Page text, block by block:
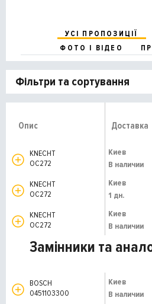
УСІ ПРОПОЗИЦІЇ
ФОТО І ВІДЕО
Фільтри та сортування
Опис Доставка
KNECHT
OC272
Киев
В наличии
KNECHT
OC272
Киев
1 дн.
KNECHT
OC272
Киев
В наличии
Замінники та
BOSCH
0451103300
Киев
В наличии